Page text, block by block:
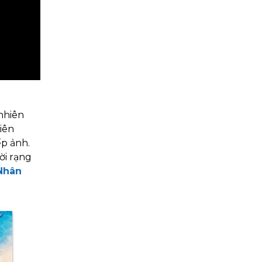
ảnh.
rạng